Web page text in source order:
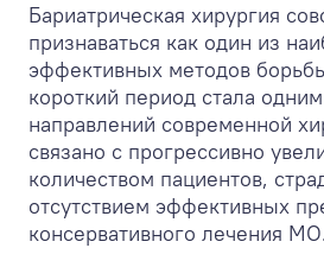
Бариатрическая хирургия
признаваться как один из
эффективных методов
короткий период стала
направлений современной
связано с прогрессивно
количеством пациентов,
отсутствием эффективных
консервативного лечения МО.